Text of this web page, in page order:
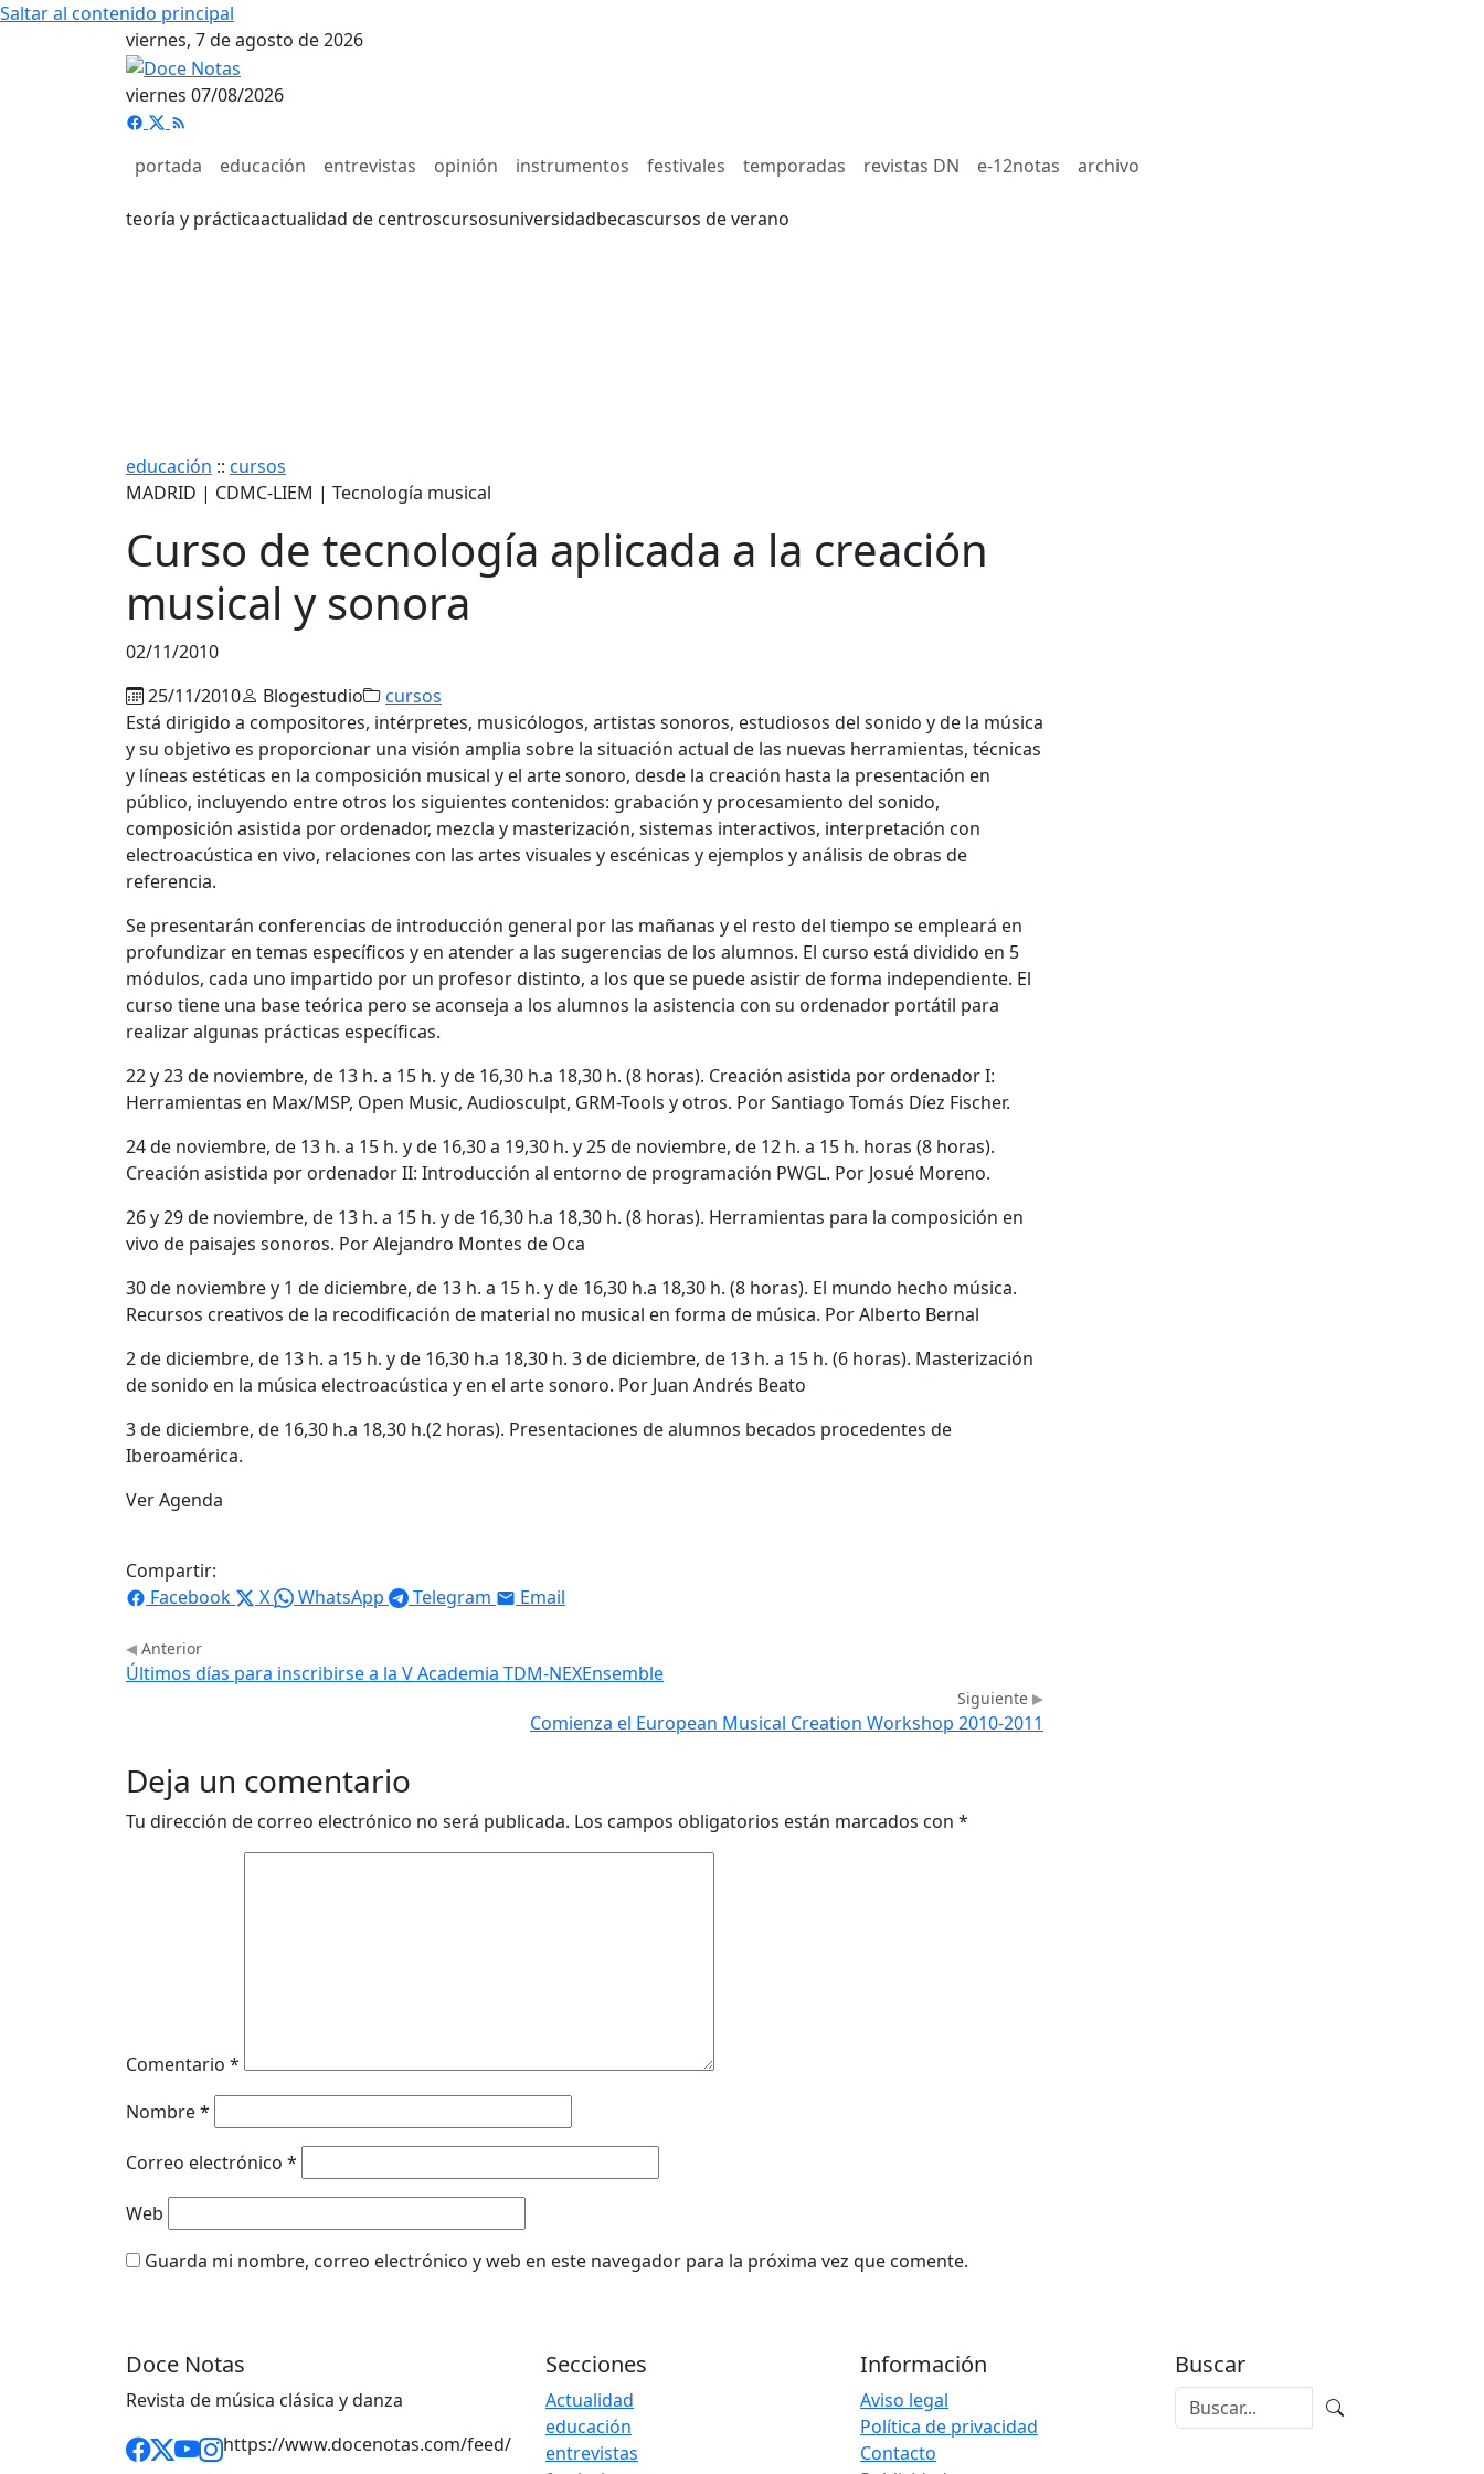
Saltar al contenido principal
viernes, 7 de agosto de 2026
viernes 07/08/2026
portada educación entrevistas opinión instrumentos festivales temporadas revistas DN e-12notas archivo
teoría y prácticaactualidad de centroscursosuniversidadbecascursos de verano
educación :: cursos
MADRID | CDMC-LIEM | Tecnología musical
Curso de tecnología aplicada a la creación
musical y sonora
02/11/2010
25/11/2010
Blogestudio
cursos
Está dirigido a compositores, intérpretes, musicólogos, artistas sonoros, estudiosos del sonido y de la música
y su objetivo es proporcionar una visión amplia sobre la situación actual de las nuevas herramientas, técnicas
y líneas estéticas en la composición musical y el arte sonoro, desde la creación hasta la presentación en
público, incluyendo entre otros los siguientes contenidos: grabación y procesamiento del sonido,
composición asistida por ordenador, mezcla y masterización, sistemas interactivos, interpretación con
electroacústica en vivo, relaciones con las artes visuales y escénicas y ejemplos y análisis de obras de
referencia.
Se presentarán conferencias de introducción general por las mañanas y el resto del tiempo se empleará en
profundizar en temas específicos y en atender a las sugerencias de los alumnos. El curso está dividido en 5
módulos, cada uno impartido por un profesor distinto, a los que se puede asistir de forma independiente. El
curso tiene una base teórica pero se aconseja a los alumnos la asistencia con su ordenador portátil para
realizar algunas prácticas específicas.
22 y 23 de noviembre, de 13 h. a 15 h. y de 16,30 h.a 18,30 h. (8 horas). Creación asistida por ordenador I:
Herramientas en Max/MSP, Open Music, Audiosculpt, GRM-Tools y otros. Por Santiago Tomás Díez Fischer.
24 de noviembre, de 13 h. a 15 h. y de 16,30 a 19,30 h. y 25 de noviembre, de 12 h. a 15 h. horas (8 horas).
Creación asistida por ordenador II: Introducción al entorno de programación PWGL. Por Josué Moreno.
26 y 29 de noviembre, de 13 h. a 15 h. y de 16,30 h.a 18,30 h. (8 horas). Herramientas para la composición en
vivo de paisajes sonoros. Por Alejandro Montes de Oca
30 de noviembre y 1 de diciembre, de 13 h. a 15 h. y de 16,30 h.a 18,30 h. (8 horas). El mundo hecho música.
Recursos creativos de la recodificación de material no musical en forma de música. Por Alberto Bernal
2 de diciembre, de 13 h. a 15 h. y de 16,30 h.a 18,30 h. 3 de diciembre, de 13 h. a 15 h. (6 horas). Masterización
de sonido en la música electroacústica y en el arte sonoro. Por Juan Andrés Beato
3 de diciembre, de 16,30 h.a 18,30 h.(2 horas). Presentaciones de alumnos becados procedentes de
Iberoamérica.
Ver Agenda
Compartir:
Facebook
X WhatsApp Telegram Email
Anterior
Últimos días para inscribirse a la V Academia TDM-NEXEnsemble
Siguiente
Comienza el European Musical Creation Workshop 2010-2011
Deja un comentario
Tu dirección de correo electrónico no será publicada. Los campos obligatorios están marcados con *
Comentario *
Nombre*
Correo electrónico *
Web
Guarda mi nombre, correo electrónico y web en este navegador para la próxima vez que comente.
Doce Notas
Revista de música clásica y danza
https://www.docenotas.com/feed/
Secciones
Actualidad
educación
entrevistas
Información
Aviso legal
Política de privacidad
Contacto
Buscar